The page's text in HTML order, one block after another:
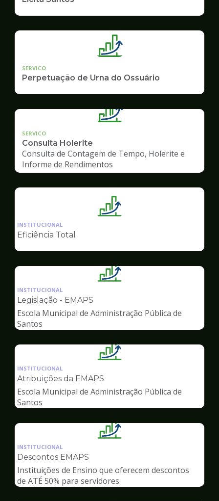
SERVICO
Perpetuação de Urna do Ossuário
SERVICO
Consulta Holerite
Consulta de Contagem de Tempo, Holerite e
Informe de Rendimentos
Ilustração
Gestão
INSTITUCIONAL
Eficiência Total
Ilustração
de
Gestão
INSTITUCIONAL
Legislação - EMAPS
Escola Municipal de Administração Pública de
Santos
Ilustração
de
Gestão
INSTITUCIONAL
Atribuições da EMAPS
Escola Municipal de Administração Pública de
Santos
Ilustração
Gestão
INSTITUCIONAL
Descontos EMAPS
Instituições de Ensino que oferecem descontos
de ATÉ 50% para servidores